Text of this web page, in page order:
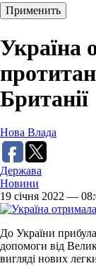
Україна
Британії
Нова Влада
Держава
Новини
19 січня 2022 —
До України
допомоги від
вигляді нових